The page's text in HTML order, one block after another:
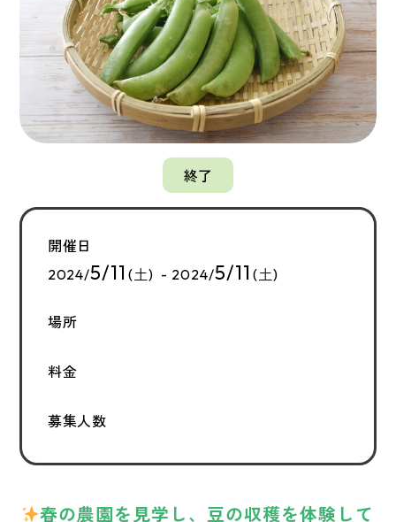
終了
開催日
2024/5/11 (土) - 2024/5/11 (土)
場所
料金
募集人数
春の農園を見学し、豆の収穫を体験して